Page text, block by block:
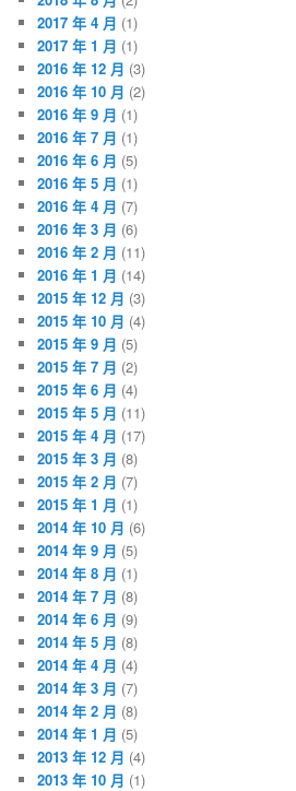
2017 年 4 月 (1)
2017 年 1 月 (1)
2016 年 12 月 (3)
2016 年 10 月 (2)
2016 年 9 月 (1)
2016 年 7 月 (1)
2016 年 6 月 (5)
2016 年 5 月 (1)
2016 年 4 月 (7)
2016 年 3 月 (6)
2016 年 2 月 (11)
2016 年 1 月 (14)
2015 年 12 月 (3)
2015 年 10 月 (4)
2015 年 9 月 (5)
2015 年 7 月 (2)
2015 年 6 月 (4)
2015 年 5 月 (11)
2015 年 4 月 (17)
2015 年 3 月 (8)
2015 年 2 月 (7)
2015 年 1 月 (1)
2014 年 10 月 (6)
2014 年 9 月 (5)
2014 年 8 月 (1)
2014 年 7 月 (8)
2014 年 6 月 (9)
2014 年 5 月 (8)
2014 年 4 月 (4)
2014 年 3 月 (7)
2014 年 2 月 (8)
2014 年 1 月 (5)
2013 年 12 月 (4)
2013 年 10 月 (1)